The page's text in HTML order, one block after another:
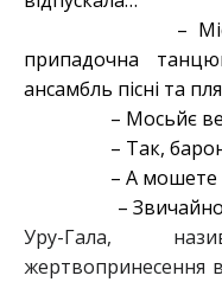
– Мієчко!
припадочна
ансамбль пісні та
– Мосьйє
– Так,
– А мошете
–
Уру-Гала,
жертвопринесення